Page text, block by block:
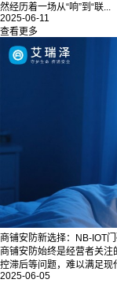
然经历着一场从“响”到“联...
2025-06-11
查看更多
商铺安防新选择：NB-IOT
商铺安防始终是经营者关
控滞后等问题，难以满足现
2025-06-05